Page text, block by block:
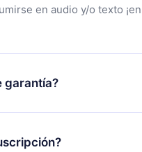
en audio y/o texto
garantía?
y comenzar a disfrutar
nuestra plataforma,